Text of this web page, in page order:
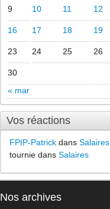
« mar
9 10 11 12
16 17 18 19
23 24 25 26
30
Vos réactions
FPIP-Patrick dans Salaires
tournie dans Salaires
Nos archives